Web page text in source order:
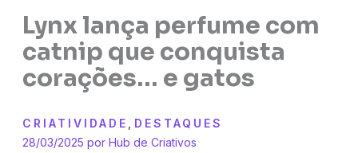
Lynx lança perfume com
catnip que conquista
corações… e gatos
CRIATIVIDADE
DESTAQUES
28/03/2025 por Hub de Criativos